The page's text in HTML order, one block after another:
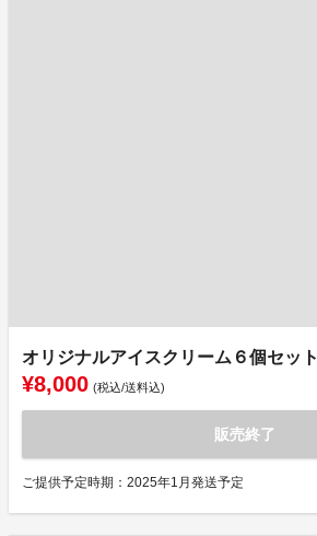
オリジナルアイスクリーム６個セット
¥8,000 (税込/送料込)
販売終了
ご提供予定時期：2025年1月発送予定